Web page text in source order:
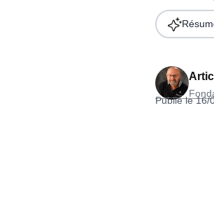
Formation SEO &
Publié le 16/